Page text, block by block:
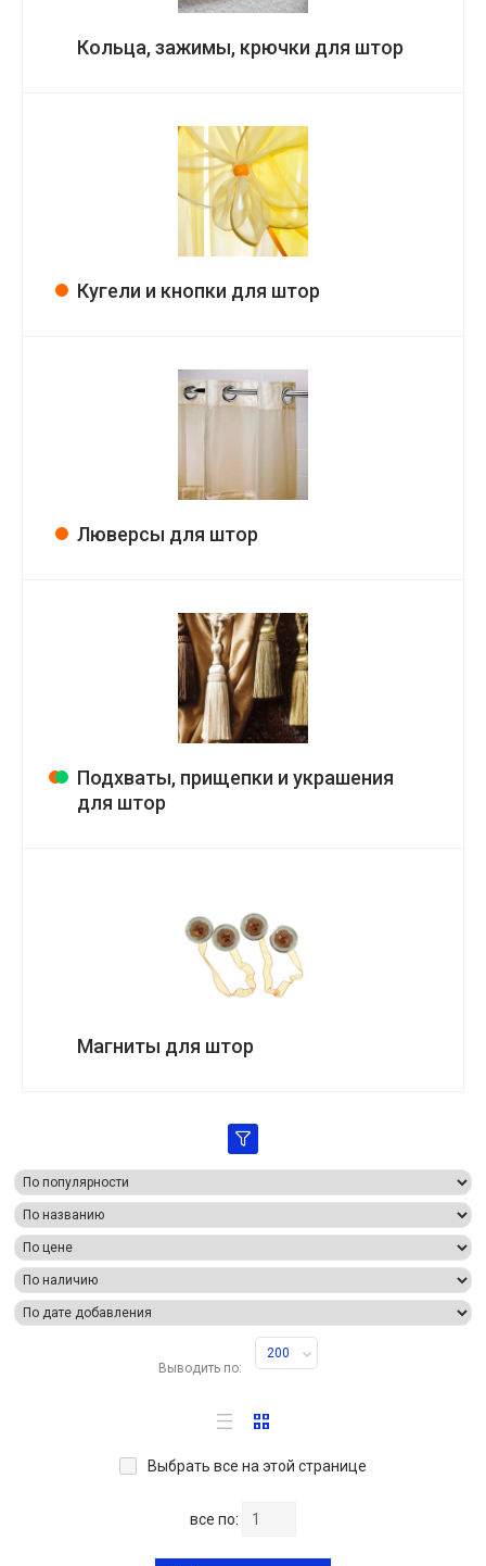
Кольца, зажимы, крючки для штор
Кугели и кнопки для штор
Люверсы для штор
Подхваты, прищепки и украшения
для штор
Магниты для штор
Выводить по:
200
Выбрать все на этой странице
все по: